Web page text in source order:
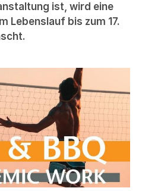
ist, wird eine
Lebenslauf bis zum 17.